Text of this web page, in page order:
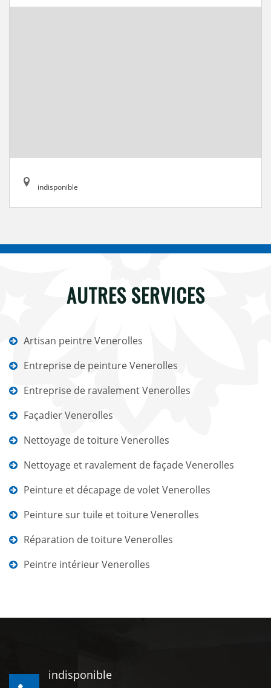
indisponible
AUTRES SERVICES
Artisan peintre Venerolles
Entreprise de peinture Venerolles
Entreprise de ravalement Venerolles
Façadier Venerolles
Nettoyage de toiture Venerolles
Nettoyage et ravalement de façade Venerolles
Peinture et décapage de volet Venerolles
Peinture sur tuile et toiture Venerolles
Réparation de toiture Venerolles
Peintre intérieur Venerolles
indisponible